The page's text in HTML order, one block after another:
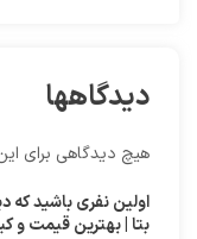
دیدگاهها
هیچ دیدگاهی برای
اولین نفری باشید که
بتا | بهترین قیمت و